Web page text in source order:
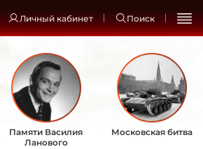
Личный кабинет Поиск
Памяти Василия
Ланового
Московская битва